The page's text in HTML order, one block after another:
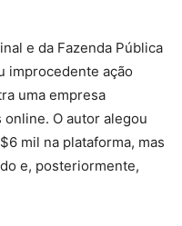
e da Fazenda Pública
improcedente ação
uma empresa
O autor alegou
mil na plataforma, mas
e, posteriormente,